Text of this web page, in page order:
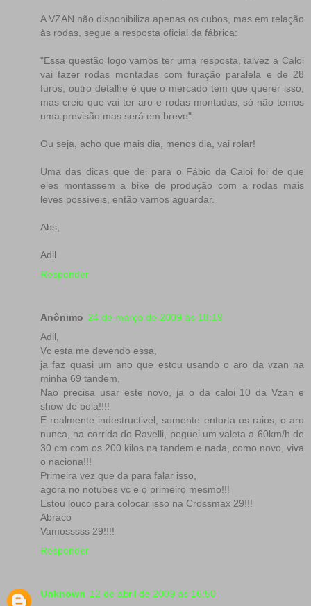
A VZAN não disponibiliza apenas os cubos, mas em relação
às rodas, segue a resposta oficial da fábrica:
"Essa questão logo vamos ter uma resposta, talvez a Caloi
vai fazer rodas montadas com furação paralela e de 28
furos, outro detalhe é que o mercado tem que querer isso,
mas creio que vai ter aro e rodas montadas, só não temos
uma previsão mas será em breve".
Ou seja, acho que mais dia, menos dia, vai rolar!
Uma das dicas que dei para o Fábio da Caloi foi de que
eles montassem a bike de produção com a rodas mais
leves possíveis, então vamos aguardar.
Abs,
Adil
Responder
Anônimo 24 de março de 2009 às 18:19
Adil,
Vc esta me devendo essa,
ja faz quasi um ano que estou usando o aro da vzan na
minha 69 tandem,
Nao precisa usar este novo, ja o da caloi 10 da Vzan e
show de bola!!!!
E realmente indestructivel, somente entorta os raios, o aro
nunca, na corrida do Ravelli, peguei um valeta a 60km/h de
30 cm com os 200 kilos na tandem e nada, como novo, viva
o naciona!!!
Primeira vez que da para falar isso,
agora no notubes vc e o primeiro mesmo!!!
Estou louco para colocar isso na Crossmax 29!!!
Abraco
Vamosssss 29!!!!
Responder
Unknown 12 de abril de 2009 às 16:50